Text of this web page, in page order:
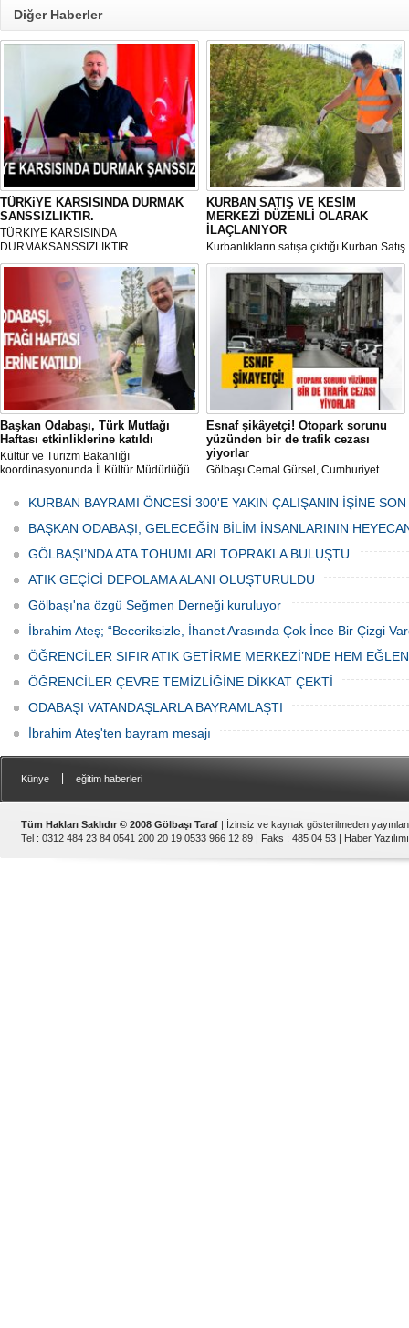
Diğer Haberler
TÜRKiYE KARSISINDA DURMAK
SANSSIZLIKTIR.
TÜRKIYE KARSISINDA
DURMAKSANSSIZLIKTIR.
KURBAN SATIŞ VE KESİM
MERKEZİ DÜZENLİ OLARAK
İLAÇLANIYOR
Kurbanlıkların satışa çıktığı Kurban Satış
ve Kesim Merkezi, haşere ve
mikropların önüne geçilmesi amacıyla
her gün Gölbaşı Belediyesi ekipleri
tarafından düzenli olarak ilaçlanıyor.
Başkan Odabaşı, Türk Mutfağı
Haftası etkinliklerine katıldı
Kültür ve Turizm Bakanlığı
koordinasyonunda İl Kültür Müdürlüğü
Haftası" etkinlikleri Ankara'da devam
ediyor.
Esnaf şikâyetçi! Otopark sorunu
yüzünden bir de trafik cezası
yiyorlar
Gölbaşı Cemal Gürsel, Cumhuriyet
bulunan esnaf ve alışverişe gelen
vatandaşlar park cezaları yüzünden
canından bezdi.
KURBAN BAYRAMI ÖNCESİ 300'E YAKIN ÇALIŞANIN İŞİNE
BAŞKAN ODABAŞI, GELECEĞİN BİLİM İNSANLARININ
GÖLBAŞI’NDA ATA TOHUMLARI TOPRAKLA BULUŞTU
ATIK GEÇİCİ DEPOLAMA ALANI OLUŞTURULDU
Gölbaşı'na özgü Seğmen Derneği kuruluyor
İbrahim Ateş; “Beceriksizle, İhanet Arasında Çok İnce Bir Çizgi
ÖĞRENCİLER SIFIR ATIK GETİRME MERKEZİ’NDE HEM
ÖĞRENCİLER ÇEVRE TEMİZLİĞİNE DİKKAT ÇEKTİ
ODABAŞI VATANDAŞLARLA BAYRAMLAŞTI
İbrahim Ateş'ten bayram mesajı
Künye eğitim haberleri
Tüm Hakları Saklıdır © 2008 Gölbaşı Taraf | İzinsiz ve kaynak gösterilmeden
Tel : 0312 484 23 84 0541 200 20 19 0533 966 12 89 | Faks : 485 04 53 | Haber Yazılımı